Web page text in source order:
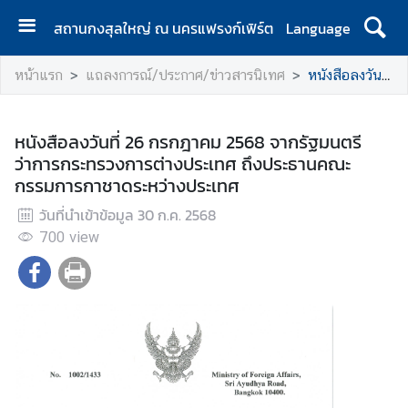
สถานกงสุลใหญ่ ณ นครแฟรงก์เฟิร์ต
Language
ห
น้
ร
ก
ป
ร
ก
ข้
หน้าแรก แถลงการณ์/ประกาศ/ข่าวสารนิเทศ หนังสือลงวันที่ 26 กรกฎาคม 2568 จากรัฐมนตรีว่าการกระทรวงการต่างประเทศ ถึงประธานคณะกรรมการกาชาดระหว่างประเทศ
หนังสือลงวันที่ 26 กรกฎาคม 2568 จากรัฐมนตรี
ว่าการกระทรวงการต่างประเทศ ถึงประธานคณะ
กรรมการกาชาดระหว่างประเทศ
วันที่นำเข้าข้อมูล 30 ก.ค. 2568
700 view